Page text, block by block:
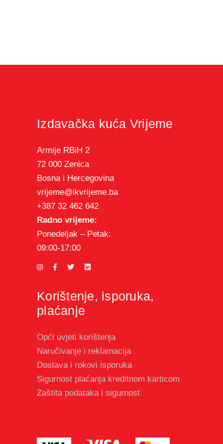
Izdavačka kuća Vrijeme
Armije RBiH 2
72 000 Zenica
Bosna i Hercegovina
vrijeme@ikvrijeme.ba
+387 32 462 642
Radno vrijeme:
Ponedeljak – Petak:
09:00-17:00
Korištenje, isporuka,
plaćanje
Opći uvjeti korištenja
Naručivanje i reklamacija
Dostava i rokovi isporuka
Sigurnost plaćanja kreditnom karticom
Zaštita podataka i sigurnost